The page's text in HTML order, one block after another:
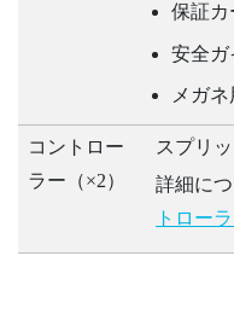
保証カ
安全ガ
メガ
コントロー
ラー（×2）
スプリ
詳細につ
トロー